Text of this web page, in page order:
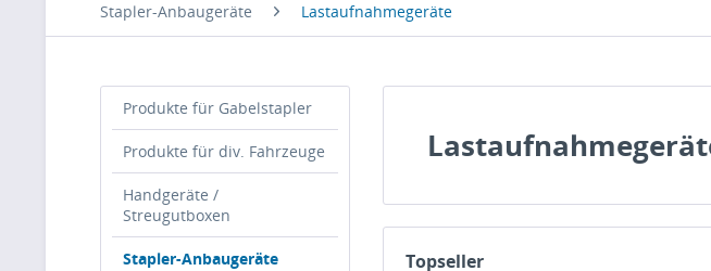
Stapler-Anbaugeräte Lastaufnahmegeräte
Produkte für Gabelstapler
Produkte für div. Fahrzeuge
Handgeräte /
Streugutboxen
Stapler-Anbaugeräte
Topseller